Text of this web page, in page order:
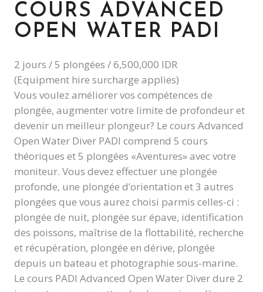
COURS ADVANCED
OPEN WATER PADI
2 jours / 5 plongées / 6,500,000 IDR
(Equipment hire surcharge applies)
Vous voulez améliorer vos compétences de
plongée, augmenter votre limite de profondeur et
devenir un meilleur plongeur? Le cours Advanced
Open Water Diver PADI comprend 5 cours
théoriques et 5 plongées «Aventures» avec votre
moniteur. Vous devez effectuer une plongée
profonde, une plongée d’orientation et 3 autres
plongées que vous aurez choisi parmis celles-ci :
plongée de nuit, plongée sur épave, identification
des poissons, maîtrise de la flottabilité, recherche
et récupération, plongée en dérive, plongée
depuis un bateau et photographie sous-marine.
Le cours PADI Advanced Open Water Diver dure 2